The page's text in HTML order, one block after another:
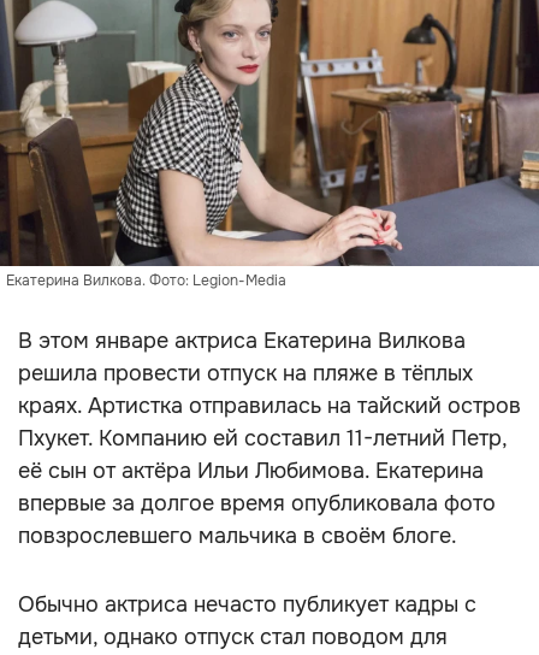
Екатерина Вилкова. Фото: Legion-Media
В этом январе актриса Екатерина Вилкова
решила провести отпуск на пляже в тёплых
краях. Артистка отправилась на тайский остров
Пхукет. Компанию ей составил 11-летний Петр,
её сын от актёра Ильи Любимова. Екатерина
впервые за долгое время опубликовала фото
повзрослевшего мальчика в своём блоге.
Обычно актриса нечасто публикует кадры с
детьми, однако отпуск стал поводом для